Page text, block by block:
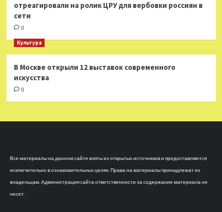
отреагировали на ролик ЦРУ для вербовки россиян в
сети
0
Культура
В Москве открыли 12 выставок современного
искусства
0
Все материалы на данном сайте взяты из открытых источников и предоставляются
исключительно в ознакомительных целях. Права на материалы принадлежат их
владельцам. Администрация сайта ответственности за содержание материала не
несет.